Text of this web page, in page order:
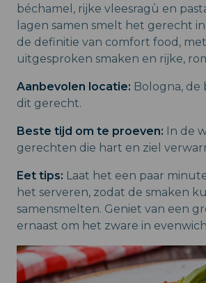
béchamel, rijke vleesragù en
lagen samen smelt het gerecht
de definitie van comfort food,
uitgesproken smaken en rijke,
Aanbevolen locatie: Bologna, de
dit gerecht.
Beste tijd om te proeven:
In de
gerechten die hart en ziel
Eet tips: Laat het een paar
het serveren, zodat de smaken
samensmelten. Geniet van een
ernaast om het zware in